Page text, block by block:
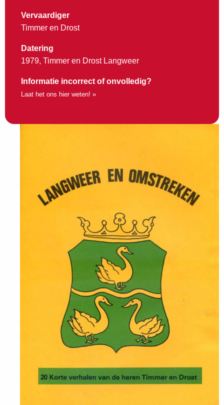
Vervaardiger
Timmer en Drost
Datering
1979, Timmer en Drost Langweer
Informatie incorrect of onvolledig?
Laat het ons hier weten! »